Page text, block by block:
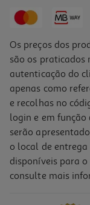
Os preços dos
são os praticados
autenticação do
apenas como
e recolhas no
login e em
serão
o local de
disponíveis para
consulte mais